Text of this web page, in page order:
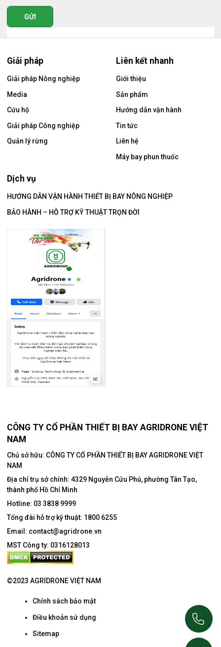
GỬI
Giải pháp
Giải pháp Nông nghiệp
Media
Cứu hộ
Giải pháp Công nghiệp
Quản lý rừng
Dịch vụ
HƯỚNG DẪN VẬN HÀNH THIẾT BỊ BAY NÔNG NGHIỆP
BẢO HÀNH – HỖ TRỢ KỸ THUẬT TRỌN ĐỜI
Liên kết nhanh
Giới thiệu
Sản phẩm
Hướng dẫn vận hành
Tin tức
Liên hệ
Máy bay phun thuốc
CÔNG TY CỔ PHẦN THIẾT BỊ BAY AGRIDRONE VIỆT
NAM
Chủ sở hữu: CÔNG TY CỔ PHẦN THIẾT BỊ BAY AGRIDRONE VIỆT
NAM
Địa chỉ trụ sở chính: 4329 Nguyễn Cửu Phú, phường Tân Tạo,
thành phố Hồ Chí Minh
Hotline: 03 3838 9999
Tổng đài hỗ trợ kỹ thuật: 1800 6255
Email: contact@agridrone.vn
MST Công ty: 0316128013
©2023 AGRIDRONE VIỆT NAM
Chính sách bảo mật
Điều khoản sử dụng
Sitemap